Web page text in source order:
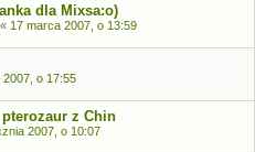
dla Mixsa:o)
« 17 marca 2007, o 13:59
2007, o 17:55
z Chin
2007, o 10:07